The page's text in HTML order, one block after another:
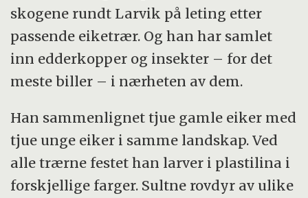
skogene rundt Larvik på leting etter
passende eiketrær. Og han har samlet
inn edderkopper og insekter – for det
meste biller – i nærheten av dem.
Han sammenlignet tjue gamle eiker med
tjue unge eiker i samme landskap. Ved
alle trærne festet han larver i plastilina i
forskjellige farger. Sultne rovdyr av ulike